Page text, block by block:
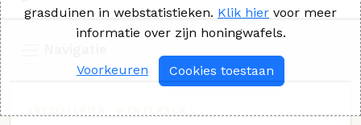
grasduinen in webstatistieken. Klik hier voor meer
informatie over zijn honingwafels.
Voorkeuren Cookies toestaan